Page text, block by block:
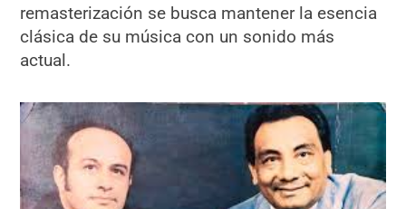
remasterización se busca mantener la esencia
clásica de su música con un sonido más
actual.